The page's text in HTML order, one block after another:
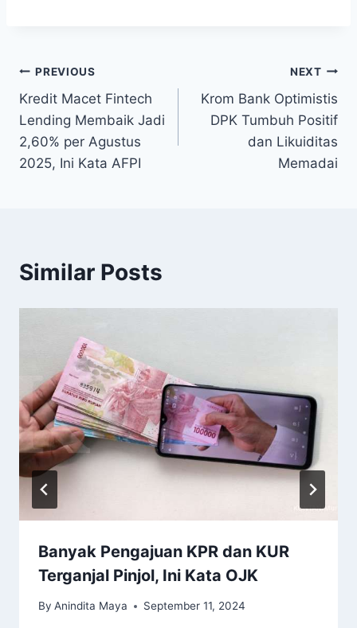
Post
navigation
PREVIOUS
Kredit Macet Fintech
Lending Membaik Jadi
2,60% per Agustus
2025, Ini Kata AFPI
NEXT
Krom Bank Optimistis
DPK Tumbuh Positif
dan Likuiditas
Memadai
Similar Posts
Banyak Pengajuan KPR dan KUR
Terganjal Pinjol, Ini Kata OJK
By Anindita Maya September 11, 2024